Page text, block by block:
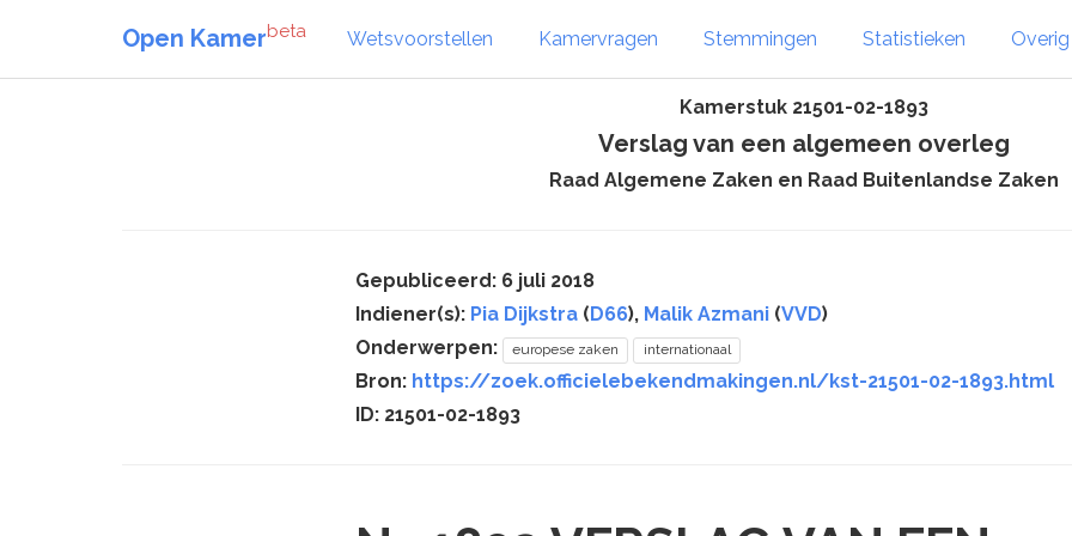
Open Kamerbeta Wetsvoorstellen Kamervragen Stemmingen Statistieken
Kamerstuk 21501-02-1893
Verslag van een algemeen overleg
Raad Algemene Zaken en Raad Buitenlandse Zaken
Gepubliceerd: 6 juli 2018
Indiener(s): Pia Dijkstra (D66), Malik Azmani (VVD)
Onderwerpen:
europese zaken internationaal
Bron: https://zoek.officielebekendmakingen.nl/kst-21501-02-1893.html
ID: 21501-02-1893